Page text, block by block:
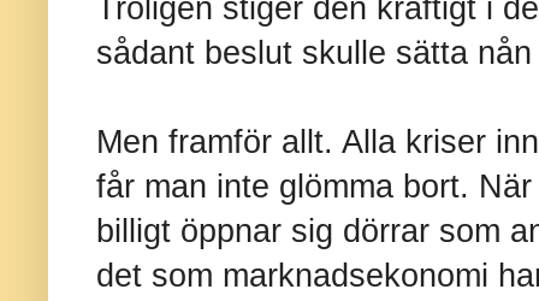
Troligen stiger den kraftigt i
sådant beslut skulle sätta
Men framför allt. Alla kriser
får man inte glömma bort.
billigt öppnar sig dörrar som
det som marknadsekonomi